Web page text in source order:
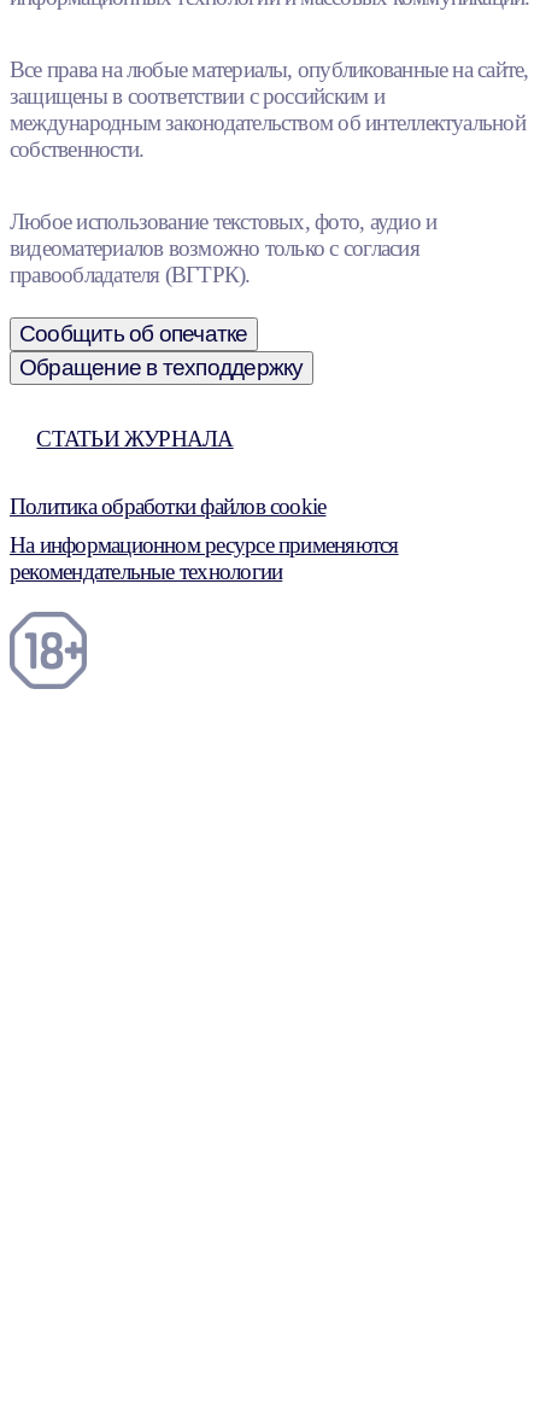
Все права на любые материалы, опубликованные на сайте,
защищены в соответствии с российским и
международным законодательством об интеллектуальной
собственности.
Любое использование текстовых, фото, аудио и
видеоматериалов возможно только с согласия
правообладателя (ВГТРК).
Сообщить об опечатке
Обращение в техподдержку
СТАТЬИ ЖУРНАЛА
Политика обработки файлов cookie
На информационном ресурсе применяются
рекомендательные технологии